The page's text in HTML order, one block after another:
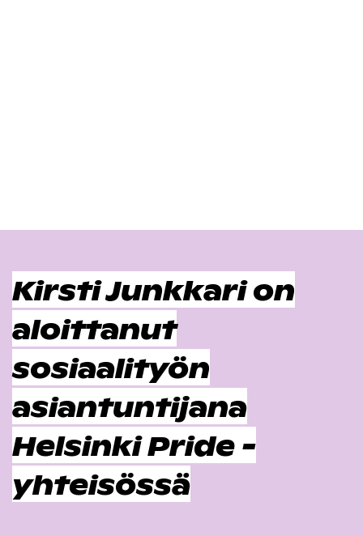
Kirsti Junkkari on
aloittanut
sosiaalityön
asiantuntijana
Helsinki Pride -
yhteisössä